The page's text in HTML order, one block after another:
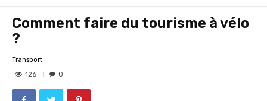
Comment faire du tourisme à vélo
?
Transport
126
0